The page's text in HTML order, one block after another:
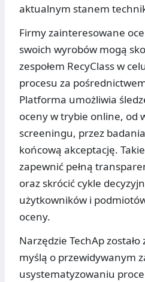
aktualnym stanem
Firmy zainteresowane
swoich wyrobów mogą
zespołem RecyClass w
procesu za
Platforma umożliwia
oceny w trybie online, od
screeningu, przez
końcową akceptację.
zapewnić pełną
oraz skrócić cykle
użytkowników i
oceny.
Narzędzie TechAp
myślą o przewidywanym
usystematyzowaniu